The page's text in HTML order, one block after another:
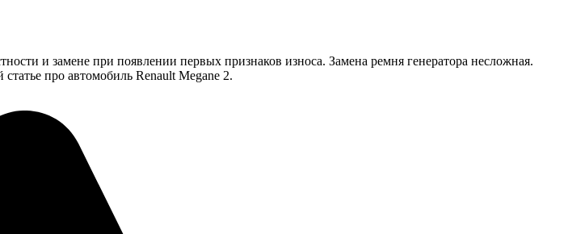
и замене при появлении первых признаков износа. Замена ремня генератора несложная.
про автомобиль Renault Megane 2.